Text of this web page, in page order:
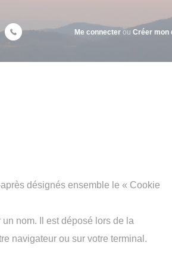
Me connecter ou Créer mon
désignés ensemble le « Cookie
nom. Il est déposé lors de la
navigateur ou sur votre terminal.